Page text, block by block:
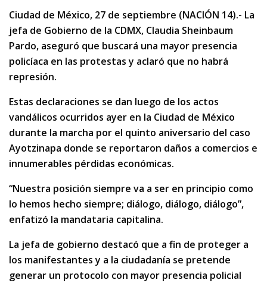
Ciudad de México, 27 de septiembre (NACIÓN 14).- La
jefa de Gobierno de la CDMX, Claudia Sheinbaum
Pardo, aseguró que buscará una mayor presencia
policíaca en las protestas y aclaró que no habrá
represión.
Estas declaraciones se dan luego de los actos
vandálicos ocurridos ayer en la Ciudad de México
durante la marcha por el quinto aniversario del caso
Ayotzinapa donde se reportaron daños a comercios e
innumerables pérdidas económicas.
“Nuestra posición siempre va a ser en principio como
lo hemos hecho siempre; diálogo, diálogo, diálogo”,
enfatizó la mandataria capitalina.
La jefa de gobierno destacó que a fin de proteger a
los manifestantes y a la ciudadanía se pretende
generar un protocolo con mayor presencia policial